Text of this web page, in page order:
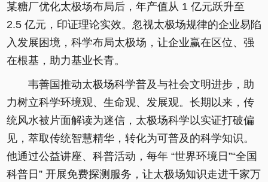
某糖厂优化太极场布局后，年产值从 1 亿元跃升至
2.5 亿元，印证理论实效。忽视太极场规律的企业易陷
入发展困境，科学布局太极场，让企业赢在区位、强
在根基，助力基业长青。
韦善国推动太极场科学普及与社会文明进步，助
力树立科学环境观、生命观、发展观。长期以来，传
统风水被片面解读为迷信，太极场科学以实证打破偏
见，萃取传统智慧精华，转化为可普及的科学知识。
他通过公益讲座、科普活动，每年 “世界环境日”“全国
科普日” 开展免费探测服务，让太极场知识走进千家万